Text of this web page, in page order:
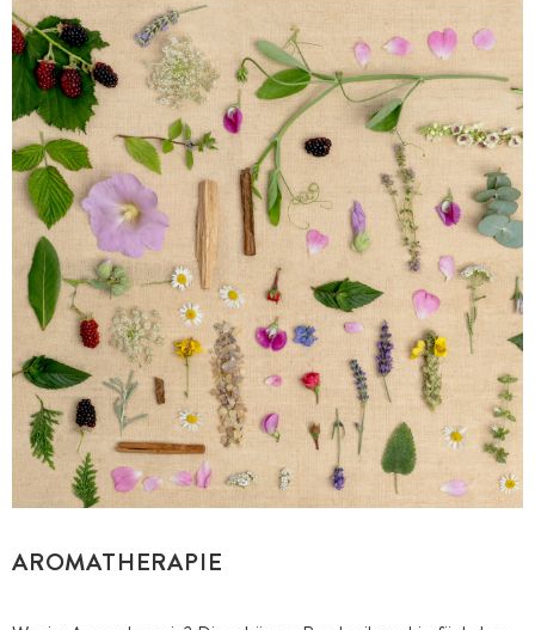
AROMATHERAPIE